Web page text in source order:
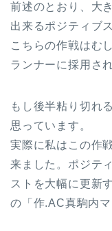
前述のとおり、大
出来るポジティブ
こちらの作戦はむ
ランナーに採用さ
もし後半粘り切れ
思っています。
実際に私はこの作
来ました。ポジテ
ストを大幅に更新
の「作.AC真駒内マ